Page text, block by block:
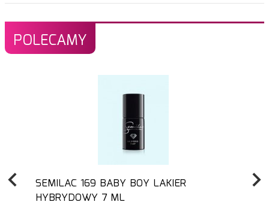
POLECAMY
SEMILAC 169 BABY BOY LAKIER
HYBRYDOWY 7 ML